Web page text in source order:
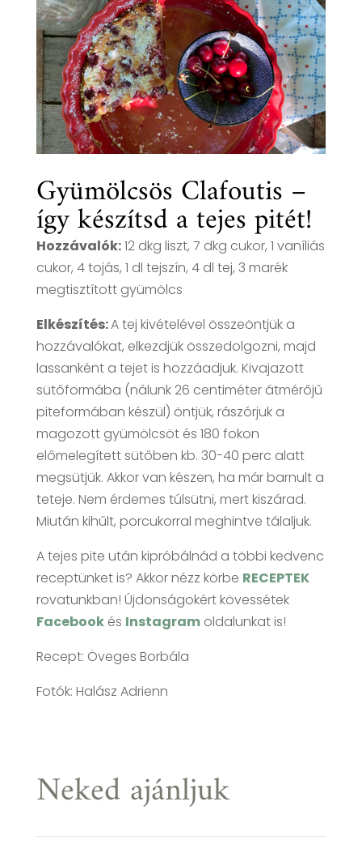
Gyümölcsös Clafoutis –
így készítsd a tejes pitét!
Hozzávalók:12 dkg liszt, 7 dkg cukor, 1 vaníliás
cukor, 4 tojás, 1 dl tejszín, 4 dl tej, 3 marék
megtisztított gyümölcs
Elkészítés:A tej kivételével összeöntjük a
hozzávalókat, elkezdjük összedolgozni, majd
lassanként a tejet is hozzáadjuk. Kivajazott
sütőformába (nálunk 26 centiméter átmérőjű
piteformában készül) öntjük, rászórjuk a
magozott gyümölcsöt és 180 fokon
előmelegített sütőben kb. 30-40 perc alatt
megsütjük. Akkor van készen, ha már barnult a
teteje. Nem érdemes túlsütni, mert kiszárad.
Miután kihűlt, porcukorral meghintve tálaljuk.
A tejes pite után kipróbálnád a többi kedvenc
receptünket is? Akkor nézz körbe RECEPTEK
rovatunkban! Újdonságokért kövessétek
Facebookés Instagramoldalunkat is!
Recept: Öveges Borbála
Fotók: Halász Adrienn
Neked ajánljuk